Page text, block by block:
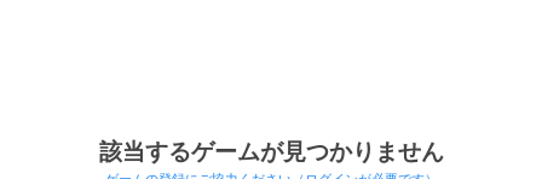
該当するゲームが見つかりません